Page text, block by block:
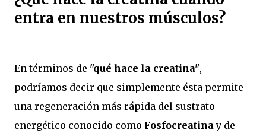
entra en nuestros músculos?
En términos de "qué hace la creatina",
podríamos decir que simplemente ésta permite
una regeneración más rápida del sustrato
energético conocido como Fosfocreatina y de